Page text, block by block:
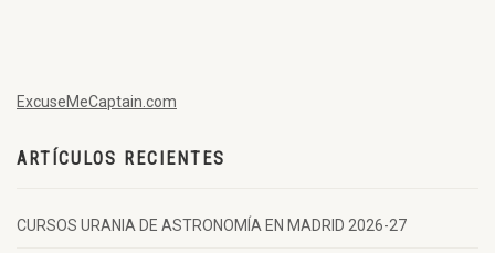
ExcuseMeCaptain.com
ARTÍCULOS RECIENTES
CURSOS URANIA DE ASTRONOMÍA EN MADRID 2026-27